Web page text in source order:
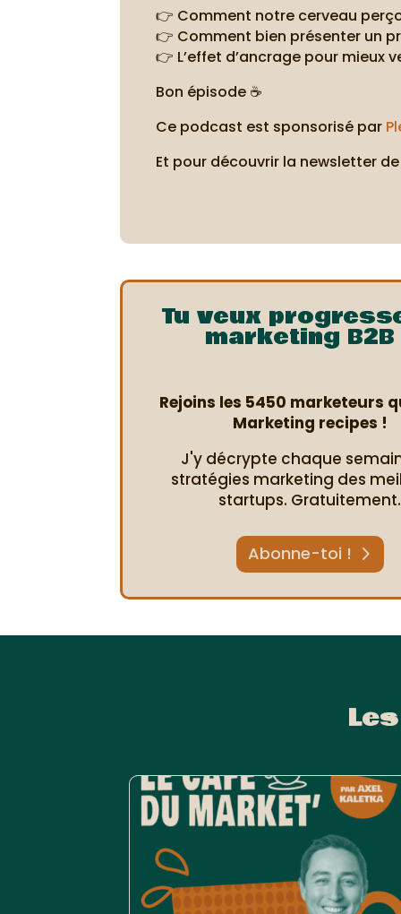
👉 Comment notre cerveau
👉 Comment bien présenter un
👉 L’effet d’ancrage pour mieux
Bon épisode ☕
Ce podcast est sponsorisé par
Et pour découvrir la newsletter
Tu veux
marketing B2B
Rejoins les 5450 marketeurs
Marketing recipes !
J'y décrypte chaque
stratégies marketing des
startups. Gratuitement.
Abonne-toi !